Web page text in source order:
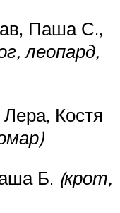
Паша С.,
леопард,
Костя
Б. (крот,